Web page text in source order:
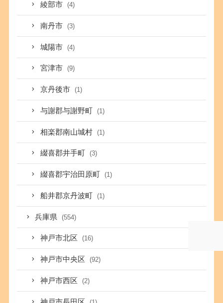
綾部市 (4)
南丹市 (3)
城陽市 (4)
宮津市 (9)
京丹後市 (1)
与謝郡与謝野町 (1)
相楽郡南山城村 (1)
綴喜郡井手町 (3)
綴喜郡宇治田原町 (1)
船井郡京丹波町 (1)
兵庫県 (554)
神戸市北区 (16)
神戸市中央区 (92)
神戸市西区 (2)